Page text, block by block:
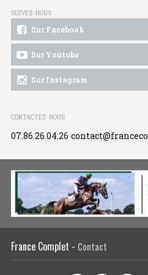
SUIVEZ-NOUS
Sur Facebook
Sur Youtube
Sur Instagram
CONTACTEZ-NOUS
07.86.26.04.26
France Complet - Contact